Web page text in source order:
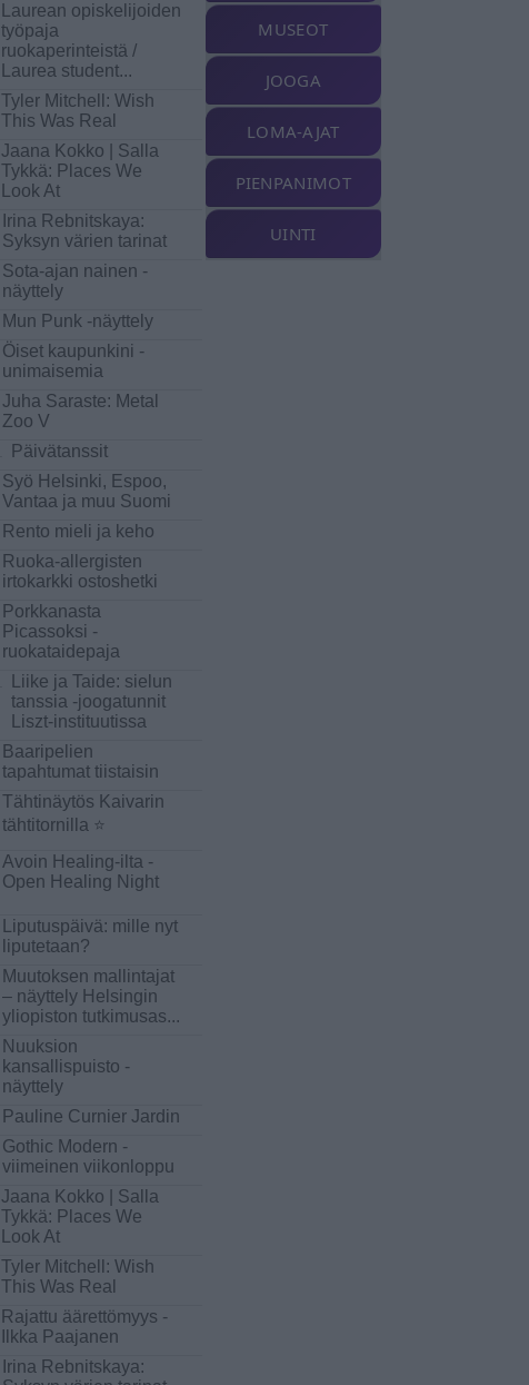
Laurean opiskelijoiden
työpaja
ruokaperinteistä /
Laurea student...
Tyler Mitchell: Wish
This Was Real
Jaana Kokko | Salla
Tykkä: Places We
Look At
Irina Rebnitskaya:
Syksyn värien tarinat
Sota-ajan nainen -
näyttely
Mun Punk -näyttely
Öiset kaupunkini -
unimaisemia
Juha Saraste: Metal
Zoo V
Päivätanssit
Syö Helsinki, Espoo,
Vantaa ja muu Suomi
Rento mieli ja keho
Ruoka-allergisten
irtokarkki ostoshetki
Porkkanasta
Picassoksi -
ruokataidepaja
Liike ja Taide: sielun
tanssia -joogatunnit
Liszt-instituutissa
Baaripelien
tapahtumat tiistaisin
Tähtinäytös Kaivarin
tähtitornilla ⭐
Avoin Healing-ilta -
Open Healing Night
Liputuspäivä: mille nyt
liputetaan?
Muutoksen mallintajat
– näyttely Helsingin
yliopiston tutkimusas...
Nuuksion
kansallispuisto -
näyttely
Pauline Curnier Jardin
Gothic Modern -
viimeinen viikonloppu
Jaana Kokko | Salla
Tykkä: Places We
Look At
Tyler Mitchell: Wish
This Was Real
Rajattu äärettömyys -
Ilkka Paajanen
Irina Rebnitskaya:
MUSEOT
JOOGA
LOMA-AJAT
PIENPANIMOT
UINTI